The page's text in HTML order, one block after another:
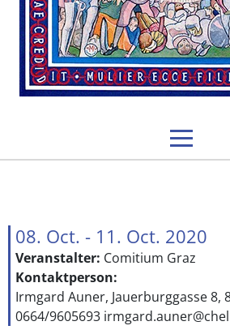
08. Oct. - 11. Oct. 2020
Veranstalter: Comitium Graz
Kontaktperson:
Irmgard Auner, Jauerburggasse 8,
0664/9605693